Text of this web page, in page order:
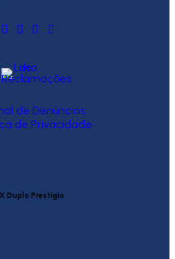
de Denúncias
de Privacidade
Duplo Prestígio